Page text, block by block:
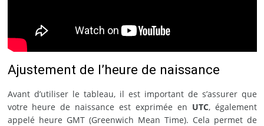
Ajustement de l’heure de naissance
Avant d’utiliser le tableau, il est important de s’assurer que
votre heure de naissance est exprimée en UTC, également
appelé heure GMT (Greenwich Mean Time). Cela permet de